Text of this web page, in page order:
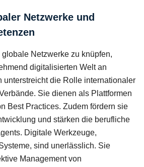
Netzwerke und
Netzwerke zu knüpfen,
digitalisierten Welt an
unterstreicht die Rolle internationaler
Sie dienen als Plattformen
Best Practices. Zudem fördern sie
und stärken die berufliche
Digitale Werkzeuge,
sind unerlässlich. Sie
Management von